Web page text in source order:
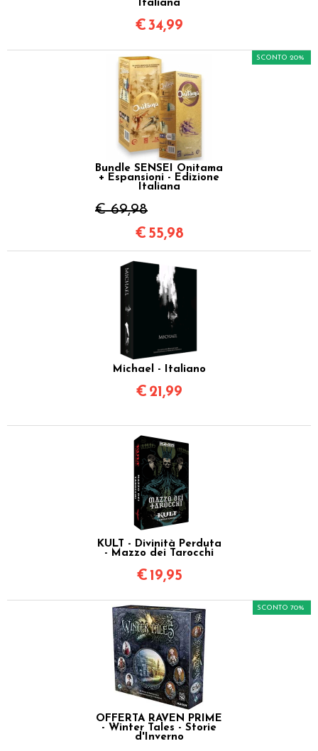
Italiana
€34,99
Bundle SENSEI Onitama
+ Espansioni - Edizione
Italiana
€ 69,98
SCONTO 20%
€ 55,98
Michael - Italiano
€ 21,99
KULT - Divinità Perduta
- Mazzo dei Tarocchi
€ 19,95
OFFERTA RAVEN PRIME
- Winter Tales - Storie
d'Inverno
SCONTO 70%